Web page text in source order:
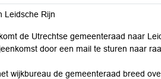
Leidsche Rijn
de Utrechtse gemeenteraad naar
door een mail te sturen naar
wijkbureau de gemeenteraad breed